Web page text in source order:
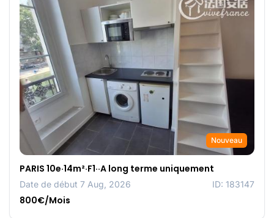
Nouveau
PARIS 10e·14m²·F1··A long terme uniquement
Date de début 7 Aug, 2026 ID: 183147
800€/Mois